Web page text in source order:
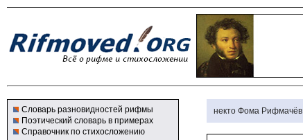
Словарь разновидностей рифмы
Поэтический словарь в примерах
Справочник по стихосложению
некто Фома Рифмачёв